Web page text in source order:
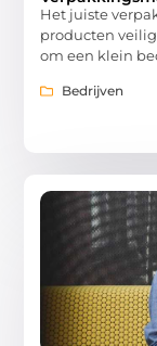
Het juiste
producten
om een klein
Bedrijven